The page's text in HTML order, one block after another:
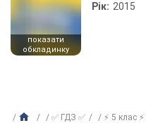
показати
обкладинку
Рік: 2015
✅ ГДЗ ✅ ⚡ 5 клас ⚡